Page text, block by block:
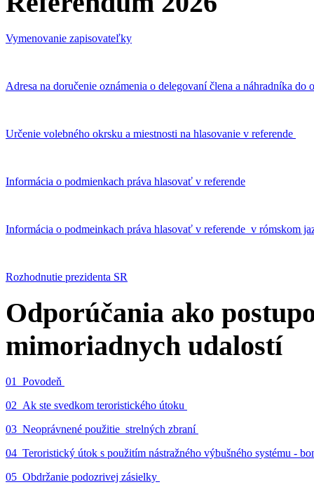
Vymenovanie zapisovateľky
Adresa na doručenie oznámenia o delegovaní člena a náhradníka
Určenie volebného okrsku a miestnosti na hlasovanie v referende
Informácia o podmienkach práva hlasovať v referende
Informácia o podmeinkach práva hlasovať v referende v rómskom
Rozhodnutie prezidenta SR
Odporúčania ako
mimoriadnych udalostí
01_Povodeň
02_Ak ste svedkom teroristického útoku
03_Neoprávnené použitie strelných zbraní
04_Teroristický útok s použitím nástražného výbušného systému -
05_Obdržanie podozrivej zásielky